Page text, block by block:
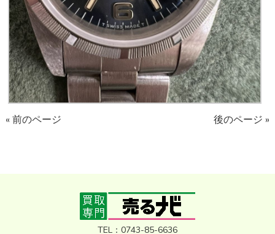
« 前のページ 後のページ »
TEL：0743-85-6636